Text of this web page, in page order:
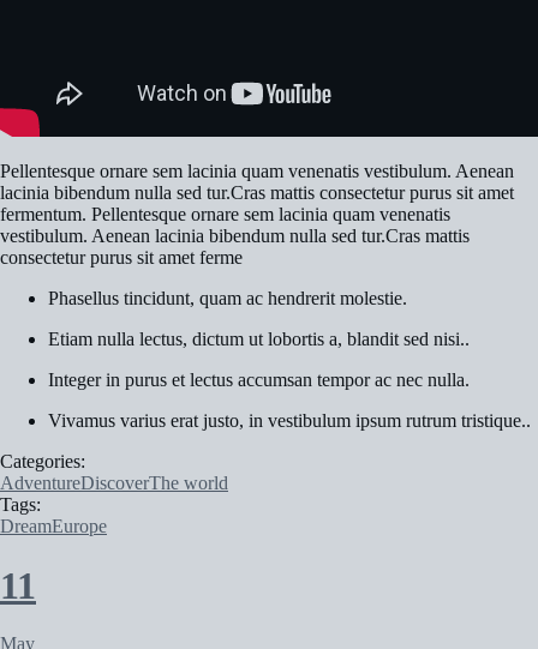
Pellentesque ornare sem lacinia quam venenatis vestibulum. Aenean
lacinia bibendum nulla sed tur.Cras mattis consectetur purus sit amet
fermentum. Pellentesque ornare sem lacinia quam venenatis
vestibulum. Aenean lacinia bibendum nulla sed tur.Cras mattis
consectetur purus sit amet ferme
Phasellus tincidunt, quam ac hendrerit molestie.
Etiam nulla lectus, dictum ut lobortis a, blandit sed nisi..
Integer in purus et lectus accumsan tempor ac nec nulla.
Vivamus varius erat justo, in vestibulum ipsum rutrum tristique..
Categories:
AdventureDiscoverThe world
Tags:
DreamEurope
11
May